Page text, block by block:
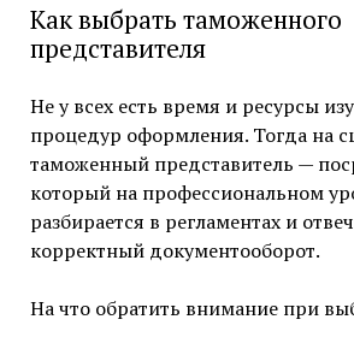
Как выбрать таможенного
представителя
Не у всех есть время и ресурсы
процедур оформления. Тогда на
таможенный представитель —
который на профессиональном
разбирается в регламентах и
корректный документооборот.
На что обратить внимание при